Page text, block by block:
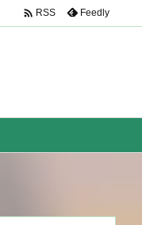
 RSS Feedly